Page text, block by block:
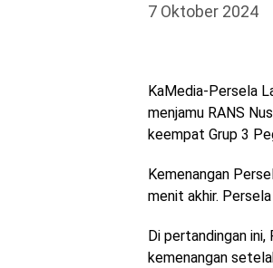
7 Oktober 2024
KaMedia-Persela
menjamu RANS
keempat Grup 3
Kemenangan
menit akhir.
Di pertandingan
kemenangan